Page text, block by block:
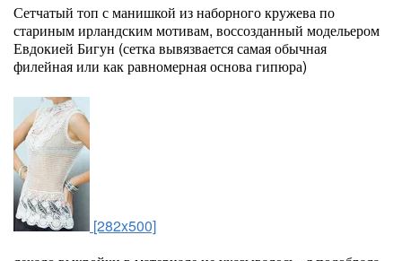
Сетчатый топ с манишкой из наборного кружева по
стариным ирландским мотивам, воссозданный модельером
Евдокией Бигун (сетка вывязвается самая обычная
филейная или как равномерная основа гипюра)
[282x500]